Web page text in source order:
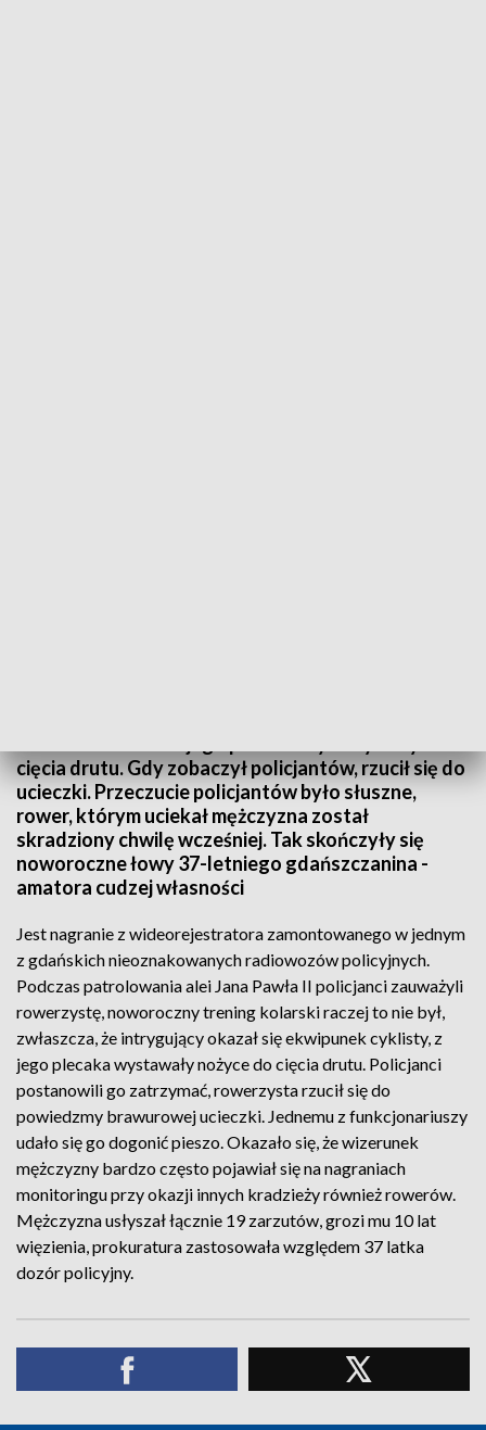
cięcia drutu. Gdy zobaczył policjantów, rzucił się do
ucieczki. Przeczucie policjantów było słuszne,
rower, którym uciekał mężczyzna został
skradziony chwilę wcześniej. Tak skończyły się
noworoczne łowy 37-letniego gdańszczanina -
amatora cudzej własności
Jest nagranie z wideorejestratora zamontowanego w jednym
z gdańskich nieoznakowanych radiowozów policyjnych.
Podczas patrolowania alei Jana Pawła II policjanci zauważyli
rowerzystę, noworoczny trening kolarski raczej to nie był,
zwłaszcza, że intrygujący okazał się ekwipunek cyklisty, z
jego plecaka wystawały nożyce do cięcia drutu. Policjanci
postanowili go zatrzymać, rowerzysta rzucił się do
powiedzmy brawurowej ucieczki. Jednemu z funkcjonariuszy
udało się go dogonić pieszo. Okazało się, że wizerunek
mężczyzny bardzo często pojawiał się na nagraniach
monitoringu przy okazji innych kradzieży również rowerów.
Mężczyzna usłyszał łącznie 19 zarzutów, grozi mu 10 lat
więzienia, prokuratura zastosowała względem 37 latka
dozór policyjny.